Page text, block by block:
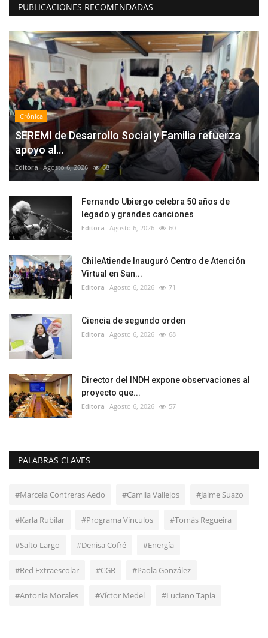
PUBLICACIONES RECOMENDADAS
Crónica
SEREMI de Desarrollo Social y Familia refuerza
apoyo al...
Editora Agosto 6, 2026 68
Fernando Ubiergo celebra 50 años de
legado y grandes canciones
Editora Agosto 6, 2026 60
ChileAtiende Inauguró Centro de Atención
Virtual en San...
Editora Agosto 6, 2026 71
Ciencia de segundo orden
Editora Agosto 6, 2026 68
Director del INDH expone observaciones al
proyecto que...
Editora Agosto 6, 2026 57
PALABRAS CLAVES
#Marcela Contreras Aedo #Camila Vallejos #Jaime Suazo
#Karla Rubilar #Programa Vínculos #Tomás Regueira
#Salto Largo #Denisa Cofré #Energía
#Red Extraescolar #CGR #Paola González
#Antonia Morales #Víctor Medel #Luciano Tapia